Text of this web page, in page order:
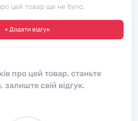
цей товар ще не було.
+ Додати відгук
про цей товар, станьте
свій відгук.